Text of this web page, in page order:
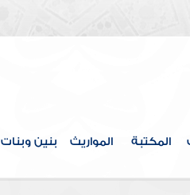
المكتبة المواريث بنين وبنات